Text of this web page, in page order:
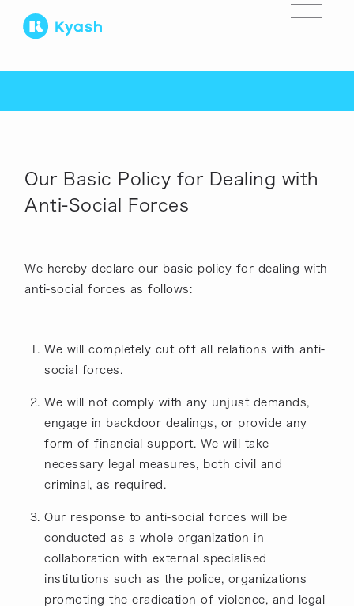
Our Basic Policy for Dealing with
Anti-Social Forces
We hereby declare our basic policy for dealing with
anti-social forces as follows:
We will completely cut off all relations with anti-
social forces.
We will not comply with any unjust demands,
engage in backdoor dealings, or provide any
form of financial support. We will take
necessary legal measures, both civil and
criminal, as required.
Our response to anti-social forces will be
conducted as a whole organization in
collaboration with external specialised
institutions such as the police, organizations
promoting the eradication of violence, and legal